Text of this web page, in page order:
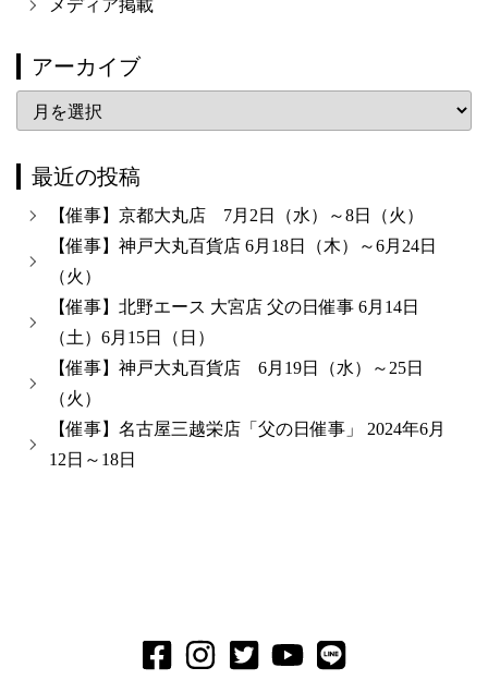
メディア掲載
アーカイブ
ー
カ
イ
ブ
最近の投稿
【催事】京都大丸店 7月2日（水）～8日（火）
【催事】神戸大丸百貨店 6月18日（木）～6月24日
（火）
【催事】北野エース 大宮店 父の日催事 6月14日
（土）6月15日（日）
【催事】神戸大丸百貨店 6月19日（水）～25日
（火）
【催事】名古屋三越栄店「父の日催事」 2024年6月
12日～18日